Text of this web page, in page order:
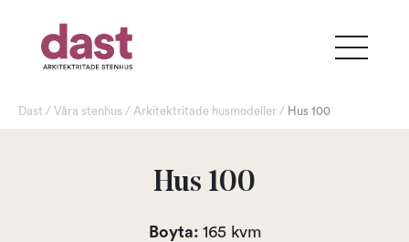
Dast / Våra stenhus / Arkitektritade husmodeller / Hus 100
Hus 100
Boyta: 165kvm